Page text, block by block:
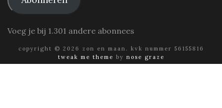
Voeg je bij 1.301 andere abonnees
copyright © 2026 zon en maan. kvk nummer 56155816
tweak me theme by nose graze